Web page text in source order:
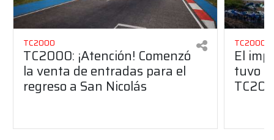
TC2000
TC2000: ¡Atención! Comenzó
la venta de entradas para el
regreso a San Nicolás
TC2000
El
tuvo